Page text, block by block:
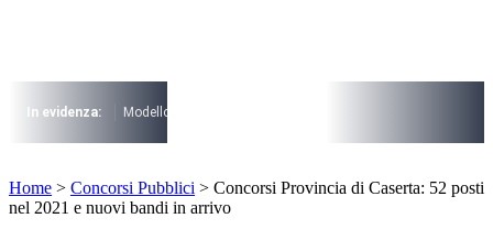
I più cercati
Lorem ipsum dolor sit amet consectetur
Lorem ipsum dolor sit amet consectetur
In evidenza: Modello 730
Lorem ipsum dolor sit amet consectetur
Home > Concorsi Pubblici > Concorsi Provincia di Caserta: 52 posti
nel 2021 e nuovi bandi in arrivo